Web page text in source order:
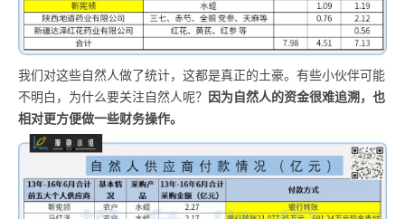
我们对这些自然人做了统计，这都是真正的土豪。有些小伙伴可能
不明白，为什么要关注自然人呢？ 因为自然人的资金很难追溯，也
相对更方便做一些财务操作。